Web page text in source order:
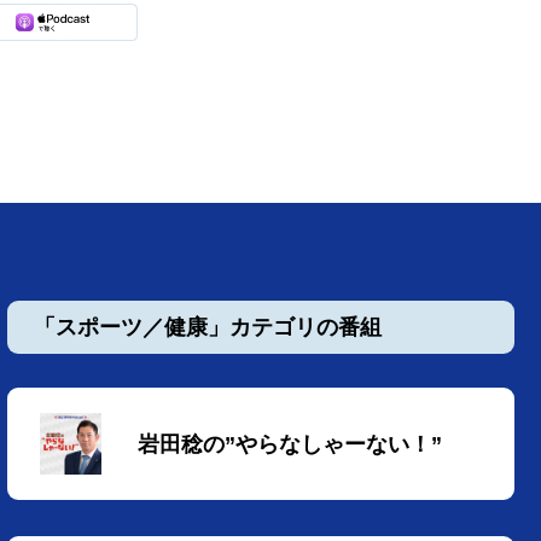
「スポーツ／健康」カテゴリの番組
岩田稔の”やらなしゃーない！”